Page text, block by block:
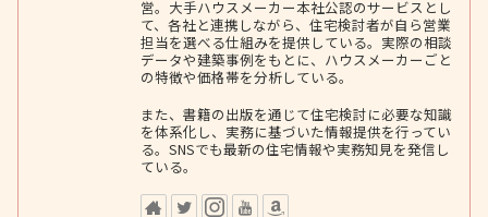
営。大手ハウスメーカー本社公認のサービスとし
て、各社と連携しながら、住宅検討者が自ら営業
担当を選べる仕組みを提供している。実際の相談
データや建築事例をもとに、ハウスメーカーごと
の特徴や価格帯を分析している。
また、書籍の出版を通じて住宅検討に必要な知識
を体系化し、実務に基づいた情報提供を行ってい
る。SNSでも最新の住宅情報や実務知見を発信し
ている。